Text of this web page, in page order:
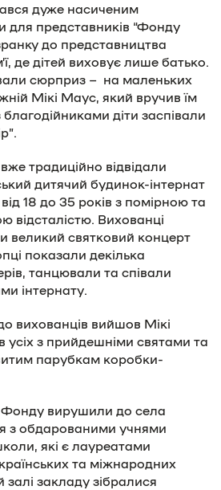
дуже насиченим
для представників “Фонду
до представництва
де дітей виховує лише батько.
сюрприз – на маленьких
Мікі Маус, який вручив їм
діти заспівали
традиційно відвідали
дитячий будинок-інтернат
18 до 35 років з помірною та
відсталістю. Вихованці
великий святковий концерт
показали декілька
танцювали та співали
інтернату.
вихованців вийшов Мікі
усіх з прийдешніми святами та
парубкам коробки-
Фонду вирушили до села
з обдарованими учнями
які є лауреатами
та міжнародних
залі закладу зібралися